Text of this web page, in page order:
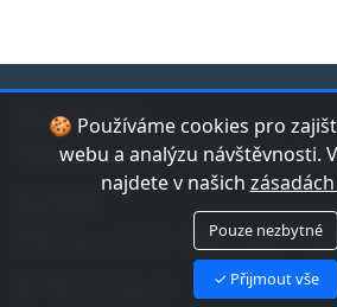
🍪 Používáme cookies pro
webu a analýzu návštěvnosti.
najdete v našich
Pouze nezbytné
✓ Přijmout vše
jduplavat.cz
Nejlepší databáze bazénů a
Máte tip na bazén nebo chybu v